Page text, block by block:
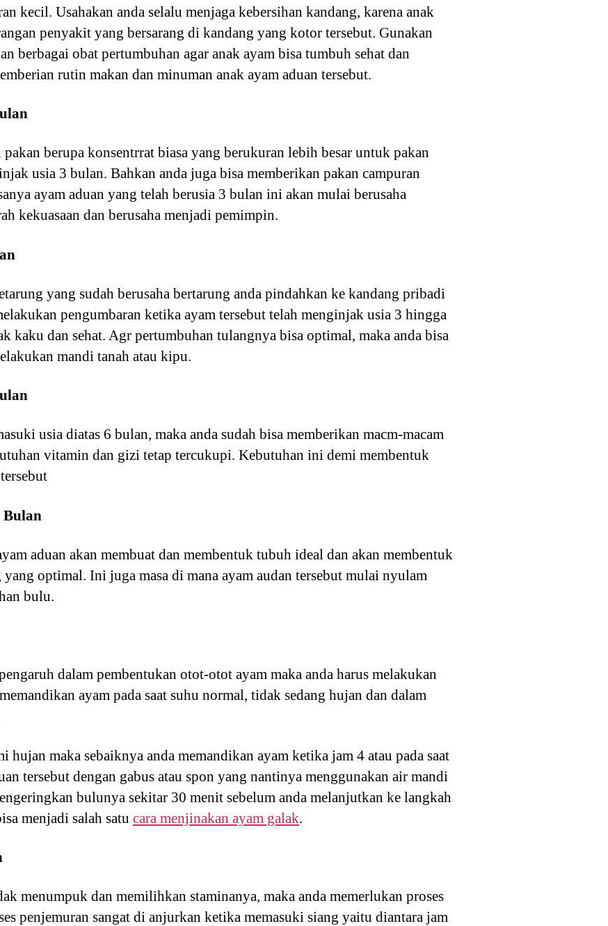
kecil. Usahakan anda selalu menjaga kebersihan kandang, karena anak
penyakit yang bersarang di kandang yang kotor tersebut. Gunakan
berbagai obat pertumbuhan agar anak ayam bisa tumbuh sehat dan
rutin makan dan minuman anak ayam aduan tersebut.
berupa konsentrrat biasa yang berukuran lebih besar untuk pakan
usia 3 bulan. Bahkan anda juga bisa memberikan pakan campuran
ayam aduan yang telah berusia 3 bulan ini akan mulai berusaha
kekuasaan dan berusaha menjadi pemimpin.
yang sudah berusaha bertarung anda pindahkan ke kandang pribadi
pengumbaran ketika ayam tersebut telah menginjak usia 3 hingga
kaku dan sehat. Agr pertumbuhan tulangnya bisa optimal, maka anda bisa
mandi tanah atau kipu.
usia diatas 6 bulan, maka anda sudah bisa memberikan macm-macam
vitamin dan gizi tetap tercukupi. Kebutuhan ini demi membentuk
Bulan
aduan akan membuat dan membentuk tubuh ideal dan akan membentuk
optimal. Ini juga masa di mana ayam audan tersebut mulai nyulam
bulu.
dalam pembentukan otot-otot ayam maka anda harus melakukan
ayam pada saat suhu normal, tidak sedang hujan dan dalam
hujan maka sebaiknya anda memandikan ayam ketika jam 4 atau pada saat
tersebut dengan gabus atau spon yang nantinya menggunakan air mandi
bulunya sekitar 30 menit sebelum anda melanjutkan ke langkah
menjadi salah satu cara menjinakan ayam galak.
menumpuk dan memilihkan staminanya, maka anda memerlukan proses
penjemuran sangat di anjurkan ketika memasuki siang yaitu diantara jam